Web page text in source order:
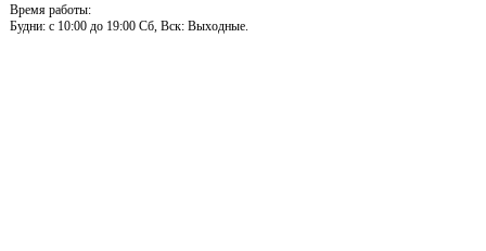
Время работы:
Будни: c 10:00 до 19:00 Сб, Вск: Выходные.